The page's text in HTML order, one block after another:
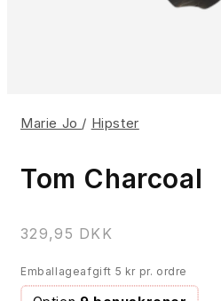
Marie Jo / Hipster
Tom Charcoal
N
r
m
329,95 DKK
Emballageafgift 5 kr pr. ordre